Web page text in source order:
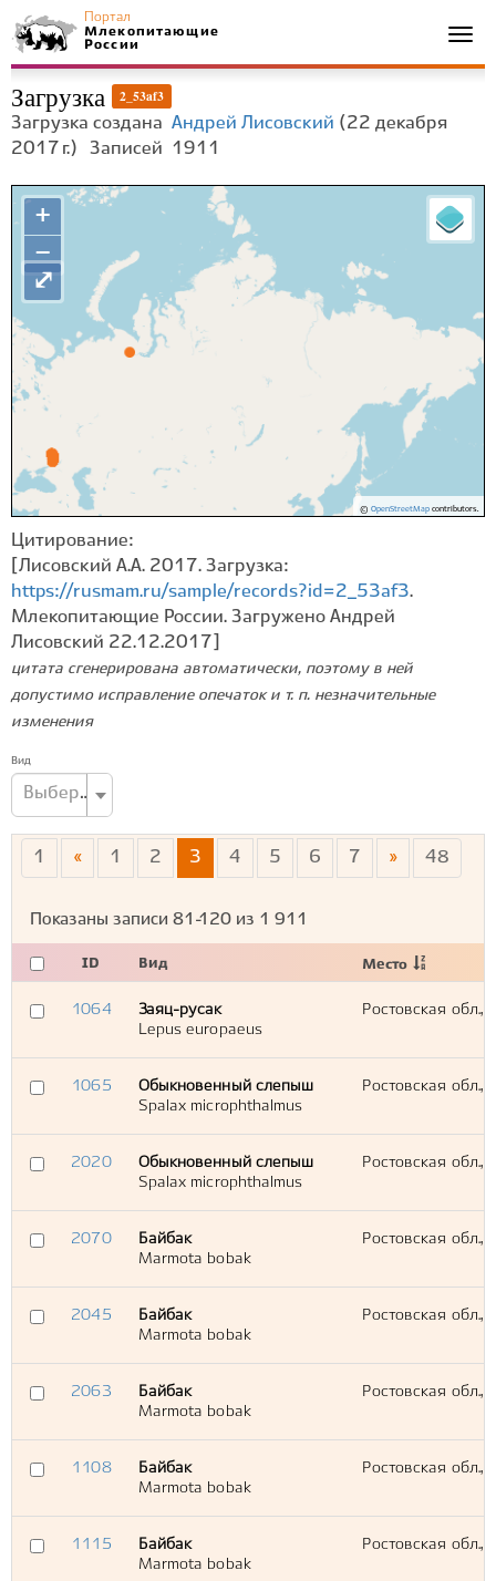
Портал
Млекопитающие
России
Загрузка 2_53af3
Загрузка создана Андрей Лисовский (22 декабря
2017 г.) Записей 1911
+
−
© OpenStreetMapcontributors.
⤢
Цитирование:
[Лисовский А.А. 2017. Загрузка:
https://rusmam.ru/sample/records?id=2_53af3.
Млекопитающие России. Загружено Андрей
Лисовский 22.12.2017]
цитата сгенерирована автоматически, поэтому в ней
допустимо исправление опечаток и т. п. незначительные
изменения
Вид
Выберите вид...
1 « 1 2 3 4 5 6 7 » 48
Показаны записи 81-120 из 1 911
ID Вид Место
1064
Заяц-русак
Lepus europaeus
Ростовская обл.,
1065
Обыкновенный слепыш
Spalax microphthalmus
Ростовская обл.,
2020
Обыкновенный слепыш
Spalax microphthalmus
Ростовская обл.,
2070
Байбак
Marmota bobak
Ростовская обл.,
2045
Байбак
Marmota bobak
Ростовская обл.,
2063
Байбак
Marmota bobak
Ростовская обл.,
1108
Байбак
Marmota bobak
Ростовская обл.,
1115
Байбак
Marmota bobak
Ростовская обл.,